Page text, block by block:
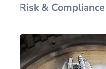
Risk &